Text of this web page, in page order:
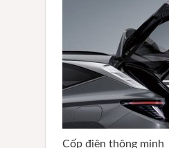
Cốp điện thông minh